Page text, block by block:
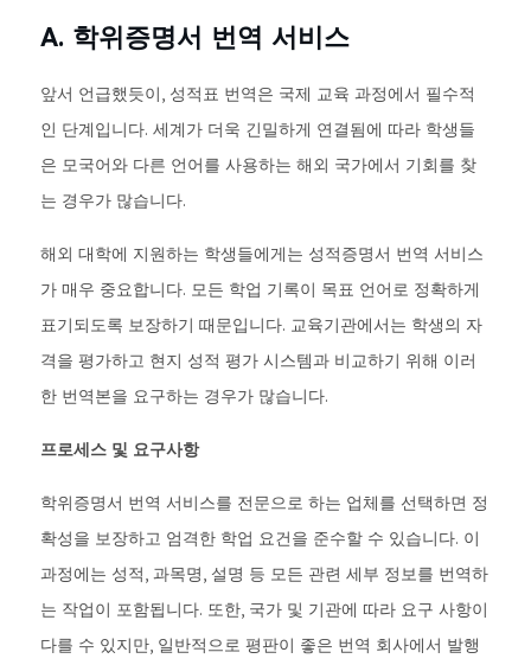
A. 학위증명서 번역 서비스
앞서 언급했듯이, 성적표 번역은 국제 교육 과정에서 필수적
인 단계입니다. 세계가 더욱 긴밀하게 연결됨에 따라 학생들
은 모국어와 다른 언어를 사용하는 해외 국가에서 기회를 찾
는 경우가 많습니다.
해외 대학에 지원하는 학생들에게는 성적증명서 번역 서비스
가 매우 중요합니다. 모든 학업 기록이 목표 언어로 정확하게
표기되도록 보장하기 때문입니다. 교육기관에서는 학생의 자
격을 평가하고 현지 성적 평가 시스템과 비교하기 위해 이러
한 번역본을 요구하는 경우가 많습니다.
프로세스 및 요구사항
학위증명서 번역 서비스를 전문으로 하는 업체를 선택하면 정
확성을 보장하고 엄격한 학업 요건을 준수할 수 있습니다. 이
과정에는 성적, 과목명, 설명 등 모든 관련 세부 정보를 번역하
는 작업이 포함됩니다. 또한, 국가 및 기관에 따라 요구 사항이
다를 수 있지만, 일반적으로 평판이 좋은 번역 회사에서 발행